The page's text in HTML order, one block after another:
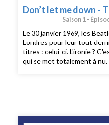
Don’t let me down -
Saison 1 -
Le 30 janvier 1969, les
Londres pour leur tout
titres : celui-ci. L'ironie ?
qui se met totalement à